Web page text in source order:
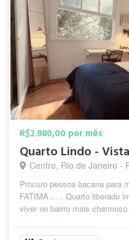
R$2.980,00 por mês
Centro, Rio de Janeiro -
Procuro pessoa bacana para
FATIMA ... . Quarto liberado
viver no bairro mais